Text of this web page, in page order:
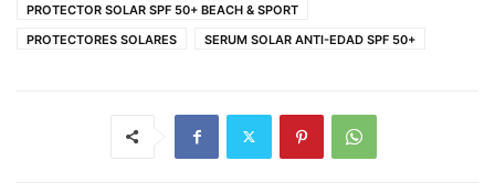
PROTECTOR SOLAR SPF 50+ BEACH & SPORT
PROTECTORES SOLARES
SERUM SOLAR ANTI-EDAD SPF 50+